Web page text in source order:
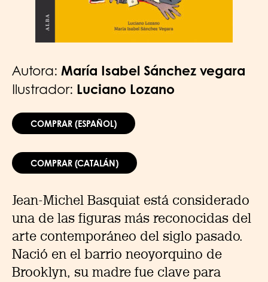
Autora: María Isabel Sánchez vegara
Ilustrador: Luciano Lozano
COMPRAR (ESPAÑOL)
COMPRAR (CATALÁN)
Jean-Michel Basquiat está considerado
una de las figuras más reconocidas del
arte contemporáneo del siglo pasado.
Nació en el barrio neoyorquino de
Brooklyn, su madre fue clave para